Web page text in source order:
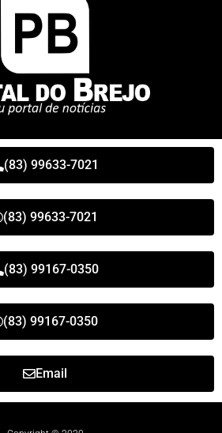
(83) 99633-7021
(83) 99633-7021
(83) 99167-0350
(83) 99167-0350
Email